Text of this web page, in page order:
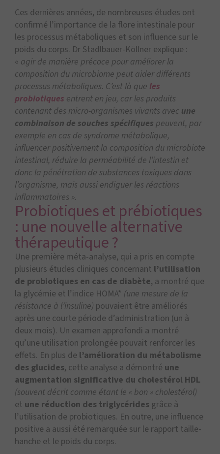
Ces dernières années, de nombreuses études ont
confirmé l’importance de la flore intestinale pour
les processus métaboliques et son influence sur le
poids du corps. Dr Stadlbauer-Köllner explique :
« agir de manière précoce pour améliorer la
composition du microbiome peut aider différents
processus métaboliques. C’est là que les
probiotiques entrent en jeu, car les produits
contenant des micro-organismes vivants avec une
combinaison de souches spécifiques peuvent, par
exemple en cas de syndrome métabolique,
influencer positivement la composition du microbiote
intestinal, réduire la perméabilité de l’intestin et
donc la pénétration de substances toxiques dans
l’organisme, mais aussi endiguer les réactions
inflammatoires ».
Probiotiques et prébiotiques
: une nouvelle alternative
thérapeutique ?
Une première méta-analyse, qui a pris en compte
plusieurs études cliniques concernant l’utilisation
de probiotiques en cas de diabète, a montré que
la glycémie et l’indice HOMA* (une mesure de la
résistance à l’insuline) pouvaient être améliorés
après une courte période d’administration (un à
deux mois). Un examen approfondi a montré
qu’une utilisation prolongée pouvait renforcer les
effets. En plus de l’amélioration du métabolisme
des glucides, cette analyse a démontré une
augmentation significative du cholestérol HDL
(souvent décrit comme étant le « bon » cholestérol)
et une réduction des triglycérides grâce à
l’utilisation de probiotiques. En outre, une influence
positive a aussi été remarquée sur le rapport taille-
hanche et le poids du corps.